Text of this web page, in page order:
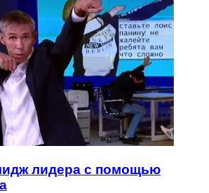
лидера с помощью